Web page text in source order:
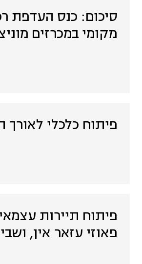
סיכום: כנס העדפת
מקומי במכרזים
פיתוח כלכלי לאורך
פיתוח תיירות
פאוזי עזאר אין,